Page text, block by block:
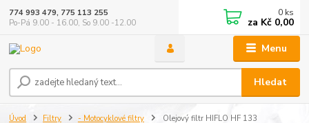
Menu
Hledat
774 993 479, 775 113 255
Po-Pá 9.00 - 16.00, So 9.00 -12.00
0 ks
za Kč 0,00
Úvod Filtry - Motocyklové filtry Olejový filtr HIFLO HF 133